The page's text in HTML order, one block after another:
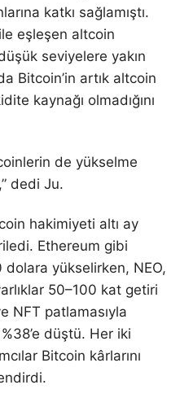
katkı sağlamıştı.
eşleşen altcoin
seviyelere yakın
Bitcoin’in artık altcoin
kaynağı olmadığını
de yükselme
dedi Ju.
hakimiyeti altı ay
Ethereum gibi
yükselirken, NEO,
50–100 kat getiri
NFT patlamasıyla
düştü. Her iki
Bitcoin kârlarını